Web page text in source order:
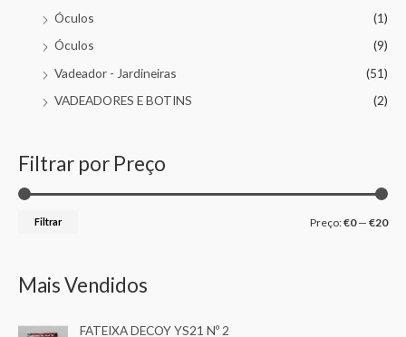
Óculos
(1)
Óculos
(9)
Vadeador - Jardineiras
(51)
VADEADORES E BOTINS
(2)
Filtrar por Preço
Filtrar Preço:€0— €20
Mais Vendidos
FATEIXA DECOY YS21 Nº 2